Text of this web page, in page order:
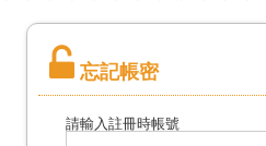
忘記帳密
請輸入註冊時帳號